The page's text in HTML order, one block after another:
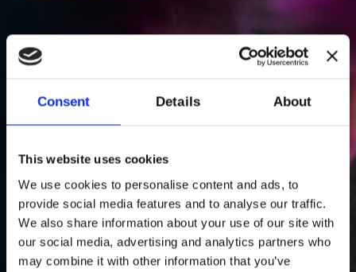
Consent Details About
This website uses cookies
We use cookies to personalise content and ads, to
provide social media features and to analyse our traffic.
We also share information about your use of our site with
our social media, advertising and analytics partners who
may combine it with other information that you’ve